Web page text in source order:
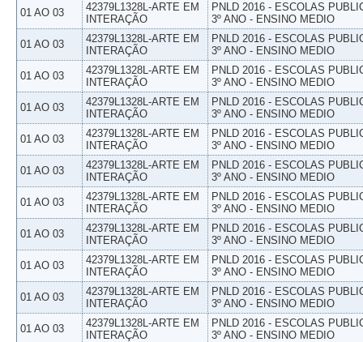
01 AO 03
42379L1328L-ARTE EM
INTERAÇÃO
PNLD 2016 - ESCOLAS
3º ANO - ENSINO MEDIO
01 AO 03
42379L1328L-ARTE EM
INTERAÇÃO
PNLD 2016 - ESCOLAS
3º ANO - ENSINO MEDIO
01 AO 03
42379L1328L-ARTE EM
INTERAÇÃO
PNLD 2016 - ESCOLAS
3º ANO - ENSINO MEDIO
01 AO 03
42379L1328L-ARTE EM
INTERAÇÃO
PNLD 2016 - ESCOLAS
3º ANO - ENSINO MEDIO
01 AO 03
42379L1328L-ARTE EM
INTERAÇÃO
PNLD 2016 - ESCOLAS
3º ANO - ENSINO MEDIO
01 AO 03
42379L1328L-ARTE EM
INTERAÇÃO
PNLD 2016 - ESCOLAS
3º ANO - ENSINO MEDIO
01 AO 03
42379L1328L-ARTE EM
INTERAÇÃO
PNLD 2016 - ESCOLAS
3º ANO - ENSINO MEDIO
01 AO 03
42379L1328L-ARTE EM
INTERAÇÃO
PNLD 2016 - ESCOLAS
3º ANO - ENSINO MEDIO
01 AO 03
42379L1328L-ARTE EM
INTERAÇÃO
PNLD 2016 - ESCOLAS
3º ANO - ENSINO MEDIO
01 AO 03
42379L1328L-ARTE EM
INTERAÇÃO
PNLD 2016 - ESCOLAS
3º ANO - ENSINO MEDIO
01 AO 03
42379L1328L-ARTE EM
INTERAÇÃO
PNLD 2016 - ESCOLAS
3º ANO - ENSINO MEDIO